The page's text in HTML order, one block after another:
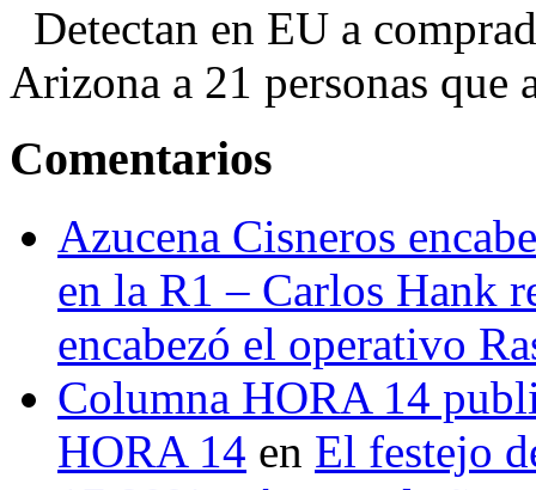
Detectan en EU a
Arizona a 21 personas que
Comentarios
Azucena Cisneros
en la R1 – Carlos Hank
encabezó el operativo
Columna HORA 14
HORA 14 en El festejo